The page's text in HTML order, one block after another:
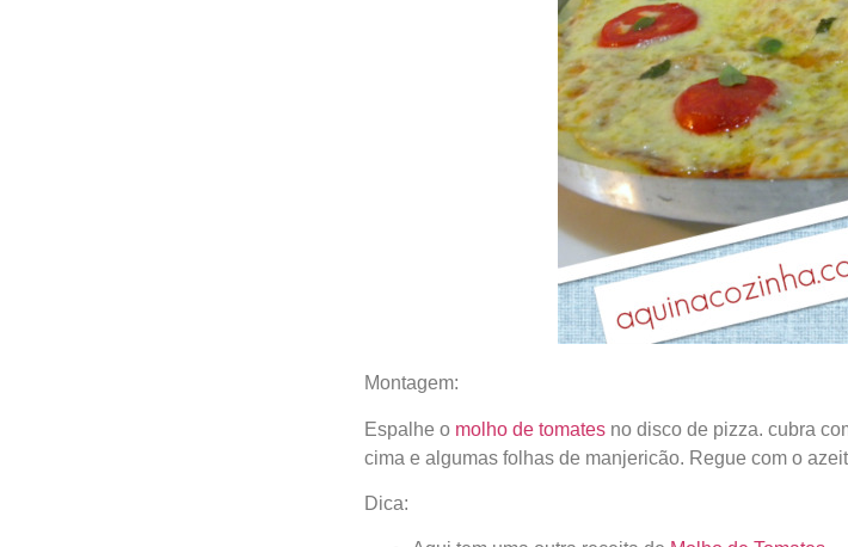
Montagem:
Espalhe o molho de tomatesno disco de pizza. cubra
cima e algumas folhas de manjericão. Regue com o
Dica: